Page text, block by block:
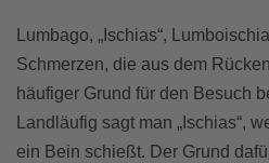
Lumbago, „Ischias“,
Schmerzen, die aus dem
häufiger Grund für den Besuch
Landläufig sagt man „Ischias“,
ein Bein schießt. Der Grund